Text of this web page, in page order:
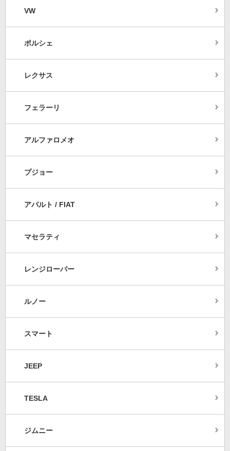
VW
ポルシェ
レクサス
フェラーリ
アルファロメオ
プジョー
アバルト / FIAT
マセラティ
レンジローバー
ルノー
スマート
JEEP
TESLA
ジムニー